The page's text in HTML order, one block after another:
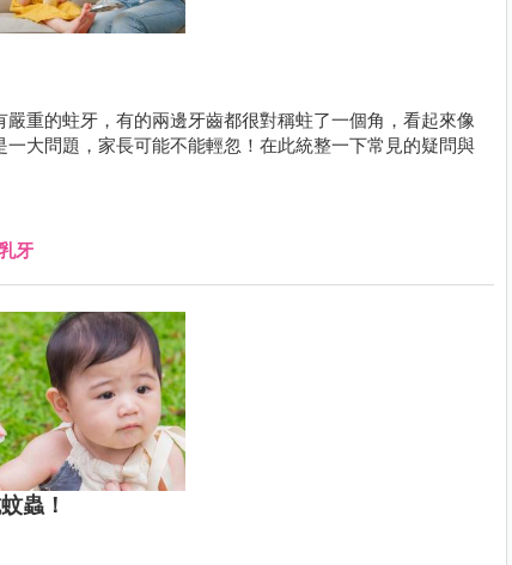
重的蛀牙，有的兩邊牙齒都很對稱蛀了一個角，看起來像
大問題，家長可能不能輕忽！在此統整一下常見的疑問與
牙
蟲！